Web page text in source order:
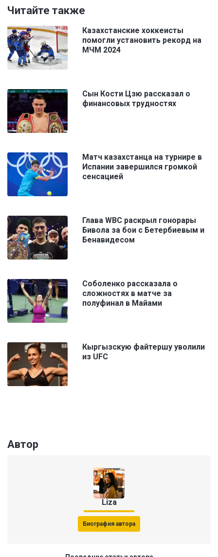
Читайте также
Казахстанские хоккеисты
помогли установить рекорд на
МЧМ 2024
Сын Кости Цзю рассказал о
финансовых трудностях
Матч казахстанца на турнире в
Испании завершился громкой
сенсацией
Глава WBC раскрыл гонорары
Бивола за бои с Бетербиевым и
Бенавидесом
Соболенко рассказала о
сложностях в матче за
полуфинал в Майами
Кыргызскую файтершу уволили
из UFC
Автор
Liza
Биография автора